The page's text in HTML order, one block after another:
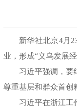
新华社北京4月
业，形成“义乌发展
习近平强调，要
尊重基层和群众首创
习近平在浙江工